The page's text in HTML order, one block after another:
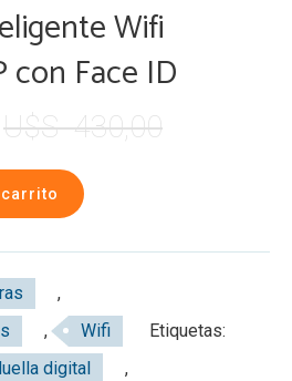
Wifi
con Face ID
U$S430,00
,
, Wifi
Etiquetas:
digital
,